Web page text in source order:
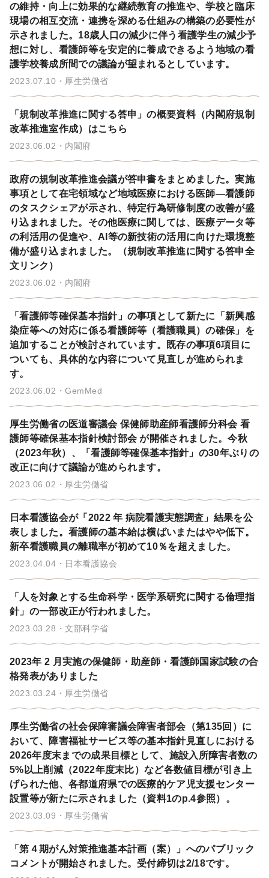
の維持・向上に効果的な継続教育の推進や、学校と臨床
現場の相互交流・連携を深める仕組みの構築の必要性が
示されました。18歳人口の減少に伴う看護学生の減少予
想に対し、看護師等を安定的に養成できるよう地域の看
護学校養成所間での議論が望まれるとしています。
2023.07.10 厚生労働省
「規制改革推進に関する答申」の概要資料（内閣府規制
改革推進室作成）はこちら
2023.06.02 内閣府
政府の規制改革推進会議が答申書をまとめました。実施
事項として在宅領域など地域医療における医師―看護師
のタスクシェアが示され、特定行為研修制度の改善が盛
り込まれました。その他医療に関しては、医療データ等
の利活用の促進や、AI等の新技術の活用に向けた環境整
備が盛り込まれました。（規制改革推進に関する答申全
文リンク）
2023.06.02 内閣府
「看護師等確保基本指針」の事項として新たに「新興感
染症等への対応に係る看護師等（看護職員）の確保」を
追加することが検討されています。既存の事項6項目に
ついても、具体的な内容について見直しが進められま
す。
2023.06.02 GemMed
厚生労働省の医道審議会 保健師助産師看護師分科会 看
護師等確保基本指針検討部会 が開催されました。今秋
（2023年秋）、「看護師等確保基本指針」の30年ぶりの
改正に向けて議論が進められます。
2023.06.02 厚生労働省
日本看護協会が「2022 年 病院看護実態調査」結果を公
表しました。看護師の基本給は横ばいまたはやや低下。
新卒看護職員の離職率が初めて10％を超えました。
2023.04.04 日本看護協会
「人を対象とする生命科学・医学系研究に関する倫理指
針」の一部改正が行われました。
2023.03.28 文部科学省
2023年 2 月実施の保健師・助産師・看護師国家試験の合
格発表がありました
2023.03.24 厚生労働省
厚生労働省の社会保障審議会障害者部会（第135回）に
おいて、障害福祉サービス等の基本指針見直しにおける
2026年度末までの成果目標として、施設入所障害者数の
5%以上削減（2022年度末比）など各数値目標が引き上
げられた他、各都道府県での医療的ケア児支援センター
設置等が新たに示されました（資料1のp.4参照）。
2023.03.09 厚生労働省
「第４期がん対策推進基本計画（案）」へのパブリック
コメントが開始されました。受付締切は2/18です。